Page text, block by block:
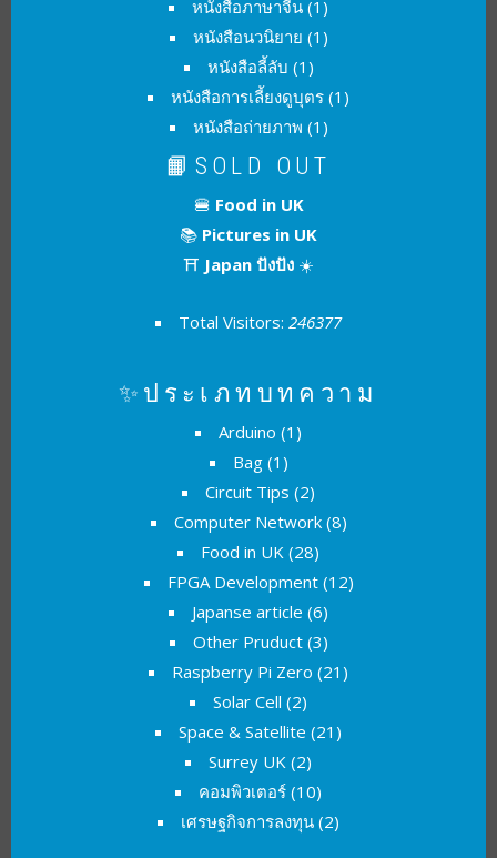
หนังสือภาษาจีน (1)
หนังสือนวนิยาย (1)
หนังสือลี้ลับ (1)
หนังสือการเลี้ยงดูบุตร (1)
หนังสือถ่ายภาพ (1)
📙SOLD OUT
🍔 Food in UK
📚 Pictures in UK
⛩ Japan ปังปัง ☀️
Total Visitors: 246377
✨ประเภทบทความ
Arduino (1)
Bag(1)
Circuit Tips (2)
Computer Network(8)
Food in UK (28)
FPGA Development(12)
Japanse article (6)
Other Pruduct(3)
Raspberry Pi Zero (21)
Solar Cell (2)
Space & Satellite (21)
Surrey UK (2)
คอมพิวเตอร์ (10)
เศรษฐกิจการลงทุน (2)